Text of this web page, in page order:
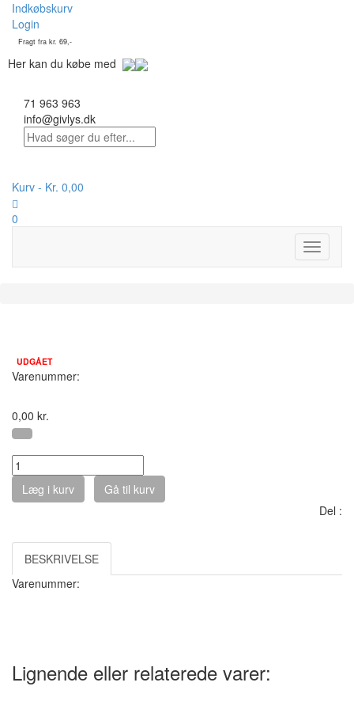
Indkøbskurv
Login
Fragt fra kr. 69,-
Her kan du købe med
71 963 963
info@givlys.dk
Kurv - Kr. 0,00
0
Toggle
UDGÅET
Varenummer:
0,00 kr.
Læg i kurv
Gå til kurv
Del :
BESKRIVELSE
Varenummer:
Lignende eller relaterede varer: